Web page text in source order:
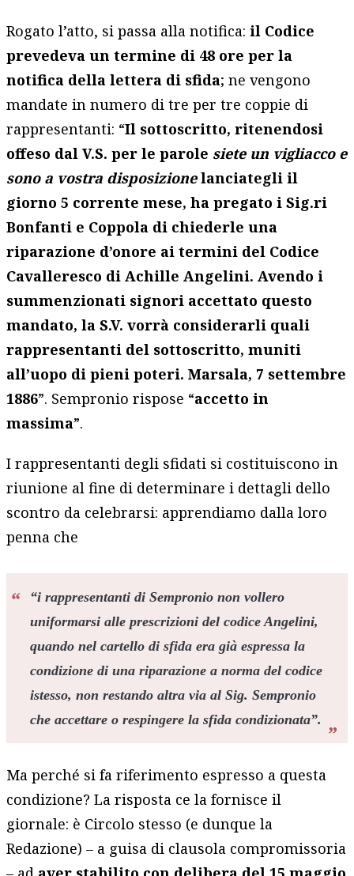
Rogato l’atto, si passa alla notifica:il Codice
prevedeva un termine di 48 ore per la
notifica della lettera di sfida; ne vengono
mandate in numero di tre per tre coppie di
rappresentanti: “Il sottoscritto, ritenendosi
offeso dal V.S. per le parole siete un vigliacco e
sono a vostra disposizionelanciategli il
giorno 5 corrente mese, ha pregato i Sig.ri
Bonfanti e Coppola di chiederle una
riparazione d’onore ai termini del Codice
Cavalleresco di Achille Angelini. Avendo i
summenzionati signori accettato questo
mandato, la S.V. vorrà considerarli quali
rappresentanti del sottoscritto, muniti
all’uopo di pieni poteri. Marsala, 7 settembre
1886”. Sempronio rispose “accetto in
massima”.
I rappresentanti degli sfidati si costituiscono in
riunione al fine di determinare i dettagli dello
scontro da celebrarsi: apprendiamo dalla loro
penna che
“i rappresentanti di Sempronio non vollero
uniformarsi alle prescrizioni del codice Angelini,
quando nel cartello di sfida era già espressa la
condizione di una riparazione a norma del codice
istesso, non restando altra via al Sig. Sempronio
che accettare o respingere la sfida condizionata”.
Ma perché si fa riferimento espresso a questa
condizione? La risposta ce la fornisce il
giornale: è Circolo stesso (e dunque la
Redazione) – a guisa di clausola compromissoria